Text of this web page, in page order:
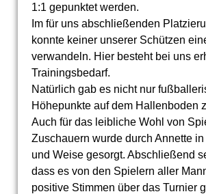
1:1 gepunktet werden.
Im für uns abschließenden
konnte keiner unserer Schützen
verwandeln. Hier besteht bei uns
Trainingsbedarf.
Natürlich gab es nicht nur
Höhepunkte auf dem Hallenboden
Auch für das leibliche Wohl von
Zuschauern wurde durch Annette
und Weise gesorgt. Abschließend
dass es von den Spielern aller
positive Stimmen über das Turnier